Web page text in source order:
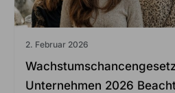
2. Februar 2026
Unternehmen 2026